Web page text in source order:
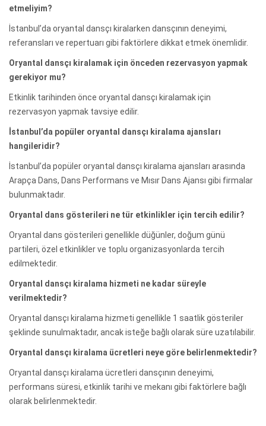
etmeliyim?
İstanbul’da oryantal dansçı kiralarken dansçının deneyimi,
referansları ve repertuarı gibi faktörlere dikkat etmek önemlidir.
Oryantal dansçı kiralamak için önceden rezervasyon yapmak
gerekiyor mu?
Etkinlik tarihinden önce oryantal dansçı kiralamak için
rezervasyon yapmak tavsiye edilir.
İstanbul’da popüler oryantal dansçı kiralama ajansları
hangileridir?
İstanbul’da popüler oryantal dansçı kiralama ajansları arasında
Arapça Dans, Dans Performans ve Mısır Dans Ajansı gibi firmalar
bulunmaktadır.
Oryantal dans gösterileri ne tür etkinlikler için tercih edilir?
Oryantal dans gösterileri genellikle düğünler, doğum günü
partileri, özel etkinlikler ve toplu organizasyonlarda tercih
edilmektedir.
Oryantal dansçı kiralama hizmeti ne kadar süreyle
verilmektedir?
Oryantal dansçı kiralama hizmeti genellikle 1 saatlik gösteriler
şeklinde sunulmaktadır, ancak isteğe bağlı olarak süre uzatılabilir.
Oryantal dansçı kiralama ücretleri neye göre belirlenmektedir?
Oryantal dansçı kiralama ücretleri dansçının deneyimi,
performans süresi, etkinlik tarihi ve mekanı gibi faktörlere bağlı
olarak belirlenmektedir.